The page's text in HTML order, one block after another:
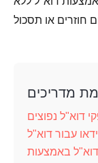
מדריכים
דוא"ל נפוצים
עבור דוא"ל